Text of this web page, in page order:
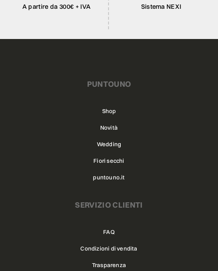
A partire da 300€ + IVA
Sistema NEXI
PUNTOUNO
Shop
Novità
Wedding
Fiori secchi
puntouno.it
SERVIZIO CLIENTI
FAQ
Condizioni di vendita
Trasparenza